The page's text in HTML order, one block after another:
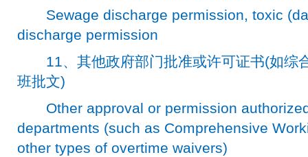
Sewage discharge permission, toxic
discharge permission
11、其他政府部门批准或许可证书(如综
班批文)
Other approval or permission
departments (such as Comprehensive
other types of overtime waivers)